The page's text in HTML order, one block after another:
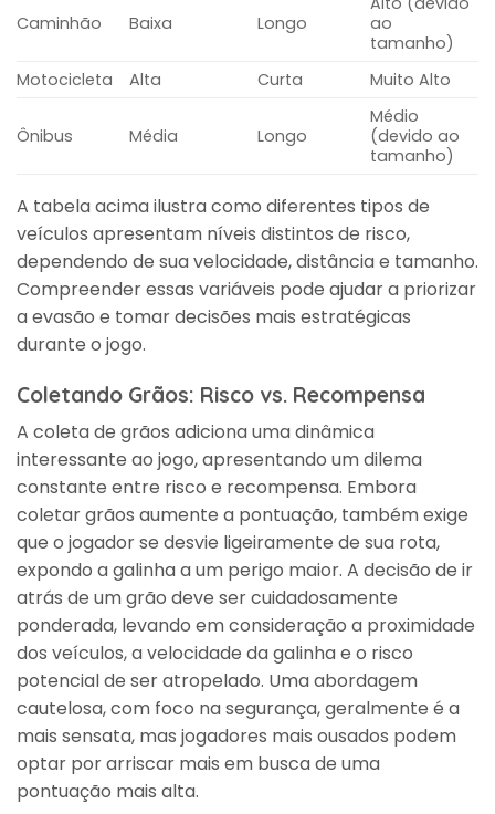
Caminhão Baixa Longo
ao
tamanho)
Motocicleta
Alta Curta Muito Alto
Ônibus Média Longo
Médio
(devido ao
tamanho)
A tabela acima ilustra como diferentes tipos de
veículos apresentam níveis distintos de risco,
dependendo de sua velocidade, distância e tamanho.
Compreender essas variáveis pode ajudar a priorizar
a evasão e tomar decisões mais estratégicas
durante o jogo.
Coletando Grãos: Risco vs. Recompensa
A coleta de grãos adiciona uma dinâmica
interessante ao jogo, apresentando um dilema
constante entre risco e recompensa. Embora
coletar grãos aumente a pontuação, também exige
que o jogador se desvie ligeiramente de sua rota,
expondo a galinha a um perigo maior. A decisão de ir
atrás de um grão deve ser cuidadosamente
ponderada, levando em consideração a proximidade
dos veículos, a velocidade da galinha e o risco
potencial de ser atropelado. Uma abordagem
cautelosa, com foco na segurança, geralmente é a
mais sensata, mas jogadores mais ousados podem
optar por arriscar mais em busca de uma
pontuação mais alta.